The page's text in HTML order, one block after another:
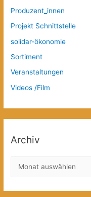
Produzent_innen
Projekt Schnittstelle
solidar-ökonomie
Sortiment
Veranstaltungen
Videos /Film
Archiv
c